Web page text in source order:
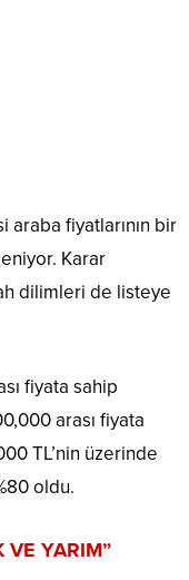
fiyatlarının bir
Karar
dilimleri de listeye
fiyata sahip
arası fiyata
TL’nin üzerinde
oldu.
VE YARIM”